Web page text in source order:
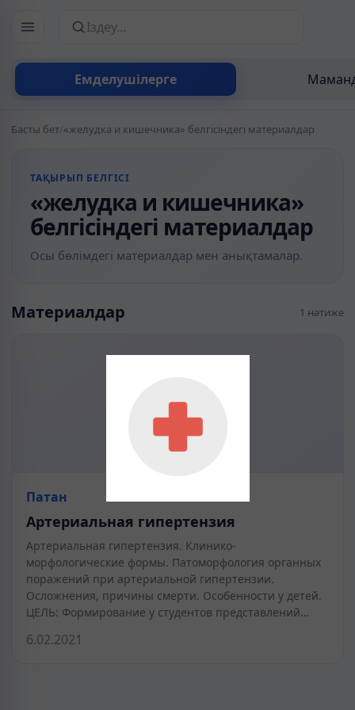
Емделушілерге
Сайттан іздеу
Басты бет/«желудка и кишечника» белгісіндегі материалдар
ТАҚЫРЫП БЕЛГІСІ
«желудка и кишечника»
белгісіндегі материалдар
Осы бөлімдегі материалдар мен анықтамалар.
Материалдар 1 нәтиже
Патан
Артериальная гипертензия
Артериальная гипертензия. Клинико-
морфологические формы. Патоморфология органных
поражений при артериальной гипертензии.
Осложнения, причины смерти. Особенности у детей.
ЦЕЛЬ: Формирование у студентов представлений…
6.02.2021